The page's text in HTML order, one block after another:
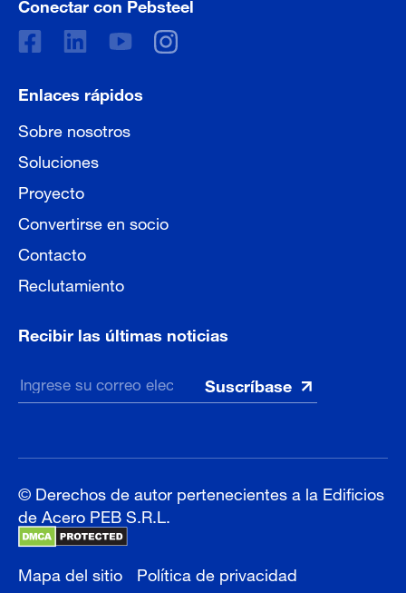
Enlaces rápidos
Sobre nosotros
Soluciones
Proyecto
Convertirse en socio
Contacto
Reclutamiento
Recibir las últimas noticias
© Derechos de autor pertenecientes a la Edificios
de Acero PEB S.R.L.
Mapa del sitio Política de privacidad